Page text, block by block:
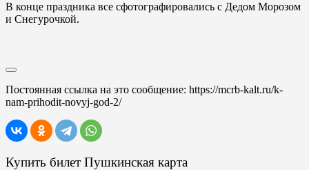
В конце праздника все сфотографировались с Дедом Морозом
и Снегурочкой.
Постоянная ссылка на это сообщение: https://mcrb-kalt.ru/k-
nam-prihodit-novyj-god-2/
Купить билет Пушкинская карта